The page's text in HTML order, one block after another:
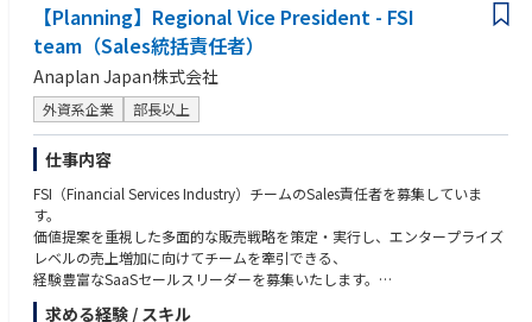
課題設定とソリューショニング支援、さらにプログラムマネジメントやチ
ェンジマネジメントなどの実行支援を行う部門です。
現在は日本・インド合わせて50人ほどが在籍し、クラウドやデータ&アナ
リティクス、プロセスオートメーション、
サイバーセキュリティ、ITサービスマネジメントなど、テクノロジーエリ
アごとに分かれてさまざまな業界のお客様をご支援しています。
【サービス提供の特徴】
プロジェクトを遂行する際に日本と海外の混成チームを編成する「ハイブ
リッドデリバリーモデル」です。
TCSにはグローバルで約60万人のプロフェッショナルがおり、世界のメジ
ャーなITベンダーとのアライアンス関係があります。
加えて、インドの研究開発を担っている部門では独自にAI等の最新技術の
研究をしているほか、
産学連携のコイノベーションネットワークを有しています。こうしたグロ
◆Business Analyst（Airline doman）◆
・PM/PMO経験もしくはコンサルタントのご経験2年以上(開発プロジェク
トにおけるチームリーダ相当経験も含む)
・航空業界ドメインナレッジ
・Altea、Radixxなどの旅客システム、整備、乗員、運航、貨物などOpera
tionシステムに関する知見
◆営業系基幹システム再構築◆
・開発プロジェクトにおけるPMまたはPMO経験がある
・パワーポイントによる資料作成
・EXCELによるデータ集計・分析
・ユーザーや開発部門のメンバとコミュニケーションが可能
・商社プロジェクト経験
等の経験
【Planning】Regional Vice President - FSI
team（Sales統括責任者）
Anaplan Japan株式会社
外資系企業 部長以上
仕事内容
FSI（Financial Services Industry）チームのSales責任者を募集していま
す。
価値提案を重視した多面的な販売戦略を策定・実行し、エンタープライズ
レベルの売上増加に向けてチームを牽引できる、
経験豊富なSaaSセールスリーダーを募集いたします。
求める経験 / スキル